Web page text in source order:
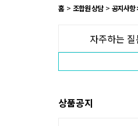
홈> 조합원 상담> 공지사항
자주하는 질
상품공지